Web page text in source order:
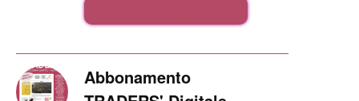
Abbonamento